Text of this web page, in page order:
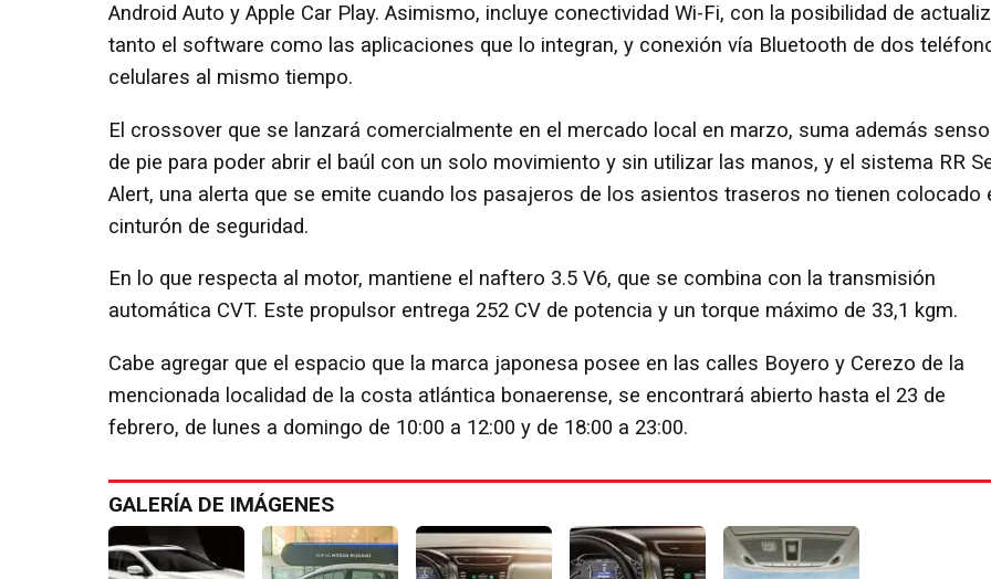
Android Auto y Apple Car Play. Asimismo, incluye conectividad Wi-Fi, con la posibilidad de
tanto el software como las aplicaciones que lo integran, y conexión vía Bluetooth de dos
celulares al mismo tiempo.
El crossover que se lanzará comercialmente en el mercado local en marzo, suma además
de pie para poder abrir el baúl con un solo movimiento y sin utilizar las manos, y el sistema RR
Alert, una alerta que se emite cuando los pasajeros de los asientos traseros no tienen colocado
cinturón de seguridad.
En lo que respecta al motor, mantiene el naftero 3.5 V6, que se combina con la transmisión
automática CVT. Este propulsor entrega 252 CV de potencia y un torque máximo de 33,1 kgm.
Cabe agregar que el espacio que la marca japonesa posee en las calles Boyero y Cerezo de la
mencionada localidad de la costa atlántica bonaerense, se encontrará abierto hasta el 23 de
febrero, de lunes a domingo de 10:00 a 12:00 y de 18:00 a 23:00.
GALERÍA DE IMÁGENES